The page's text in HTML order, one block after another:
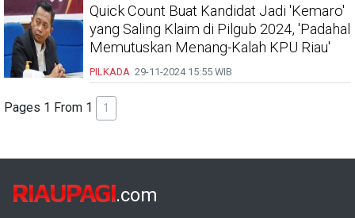
Quick Count Buat Kandidat Jadi 'Kemaro'
yang Saling Klaim di Pilgub 2024, 'Padahal
Memutuskan Menang-Kalah KPU Riau'
PILKADA 29-11-202415:55 WIB
Pages 1 From 1 1
RIAUPAGI.com